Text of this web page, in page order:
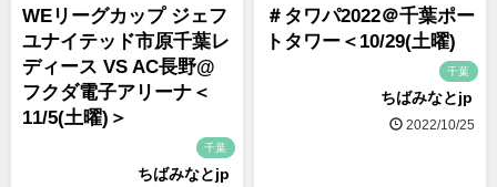
WEリーグカップ ジェフ
ユナイテッド市原千葉レ
ディース VS AC長野@
フクダ電子アリーナ＜
11/5(土曜)＞
千葉
ちばみなとjp
＃タワパ2022＠千葉ポー
トタワー＜10/29(土曜)
千葉
ちばみなとjp
2022/10/25